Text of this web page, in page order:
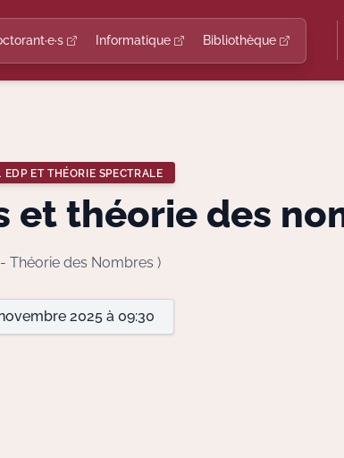
Informatique Bibliothèque
ET THÉORIE SPECTRALE
et théorie des
Théorie des Nombres )
2025 à 09:30